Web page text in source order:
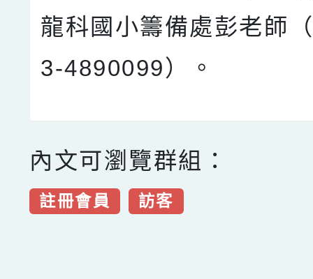
龍科國小籌備處彭老師
3-4890099）。
內文可瀏覽群組：
註冊會員 訪客